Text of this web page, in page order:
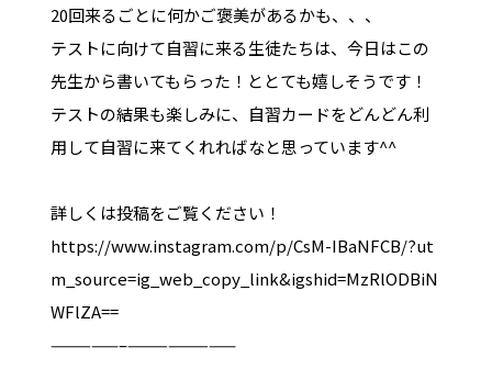
20回来るごとに何かご褒美があるかも、、、
テストに向けて自習に来る生徒たちは、今日はこの
先生から書いてもらった！ととても嬉しそうです！
テストの結果も楽しみに、自習カードをどんどん利
用して自習に来てくれればなと思っています^^
詳しくは投稿をご覧ください！
https://www.instagram.com/p/CsM-IBaNFCB/?ut
m_source=ig_web_copy_link&igshid=MzRlODBiN
WFlZA==
—————–————————